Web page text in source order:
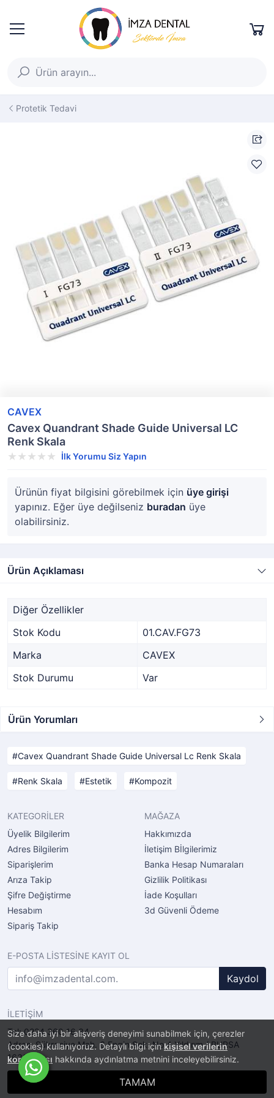
Size daha iyi bir alışveriş deneyimi sunabilmek için, çerezler
(cookies) kullanıyoruz. Detaylı bilgi içinkişisel verilerin
korunması hakkında aydınlatma metnini inceleyebilirsiniz.
TAMAM
Protetik Tedavi
CAVEX
Cavex Quandrant Shade Guide Universal LC
Renk Skala
İlk Yorumu Siz Yapın
Ürünün fiyat bilgisini görebilmek için üye girişi
yapınız. Eğer üye değilseniz buradan üye
olabilirsiniz.
Ürün Açıklaması
Diğer Özellikler
Stok Kodu
01.CAV.FG73
Marka
CAVEX
Stok Durumu
Var
Ürün Yorumları
Cavex Quandrant Shade Guide Universal Lc Renk Skala
Renk Skala Estetik Kompozit
KATEGORİLER
Üyelik Bilgilerim
Adres Bilgilerim
Siparişlerim
Arıza Takip
Şifre Değiştirme
Hesabım
Sipariş Takip
MAĞAZA
Hakkımızda
İletişim Bİlgilerimiz
Banka Hesap Numaraları
Gizlilik Politikası
İade Koşulları
3d Güvenli Ödeme
E-POSTA LİSTESİNE KAYIT OL
Kaydol
İLETİŞİM
Tel: 0224 360 16 34
Adres: Şükraniye Mah. 6.Engin Sok. No.4 Yıldırım / BURSA
16320
E-Ticaret Sistemi